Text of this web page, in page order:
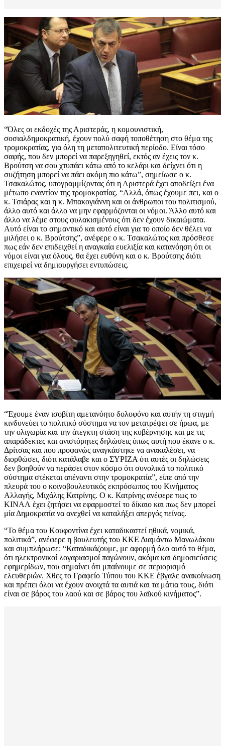
“Όλες οι εκδοχές της Αριστεράς, η κομουνιστική,
σοσιαλδημοκρατική, έχουν πολύ σαφή τοποθέτηση στο θέμα της
τρομοκρατίας, για όλη τη μεταπολιτευτική περίοδο. Είναι τόσο
σαφής, που δεν μπορεί να παρεξηγηθεί, εκτός αν έχεις τον κ.
Βρούτση να σου χτυπάει κάτω από το κελάρι και δείχνει ότι η
συζήτηση μπορεί να πάει ακόμη πιο κάτω”, σημείωσε ο κ.
Τσακαλώτος, υπογραμμίζοντας ότι η Αριστερά έχει αποδείξει ένα
μέτωπο εναντίον της τρομοκρατίας. “Αλλά, όπως έχουμε πει, και ο
κ. Τσιάρας και η κ. Μπακογιάννη και οι άνθρωποι του πολιτισμού,
άλλο αυτό και άλλο να μην εφαρμόζονται οι νόμοι. Άλλο αυτό και
άλλο να λέμε στους φυλακισμένους ότι δεν έχουν δικαιώματα.
Αυτό είναι το σημαντικό και αυτό είναι για το οποίο δεν θέλει να
μιλήσει ο κ. Βρούτσης”, ανέφερε ο κ. Τσακαλώτος και πρόσθεσε
πως εάν δεν επιδειχθεί η αναγκαία ευελιξία και κατανόηση ότι οι
νόμοι είναι για όλους, θα έχει ευθύνη και ο κ. Βρούτσης διότι
επιχειρεί να δημιουργήσει εντυπώσεις.
“Έχουμε έναν ισοβίτη αμετανόητο δολοφόνο και αυτήν τη στιγμή
κινδυνεύει το πολιτικό σύστημα να τον μετατρέψει σε ήρωα, με
την ολιγωρία και την άτεγκτη στάση της κυβέρνησης και με τις
απαράδεκτες και ανιστόρητες δηλώσεις όπως αυτή που έκανε ο κ.
Δρίτσας και που προφανώς αναγκάστηκε να ανακαλέσει, να
διορθώσει, διότι κατάλαβε και ο ΣΥΡΙΖΑ ότι αυτές οι δηλώσεις
δεν βοηθούν να περάσει στον κόσμο ότι συνολικά το πολιτικό
σύστημα στέκεται απέναντι στην τρομοκρατία”, είπε από την
πλευρά του ο κοινοβουλευτικός εκπρόσωπος του Κινήματος
Αλλαγής, Μιχάλης Κατρίνης. Ο κ. Κατρίνης ανέφερε πως το
ΚΙΝΑΛ έχει ζητήσει να εφαρμοστεί το δίκαιο και πως δεν μπορεί
μία Δημοκρατία να ανεχθεί να καταλήξει απεργός πείνας.
“Το θέμα του Κουφοντίνα έχει καταδικαστεί ηθικά, νομικά,
πολιτικά”, ανέφερε η βουλευτής του ΚΚΕ Διαμάντω Μανωλάκου
και συμπλήρωσε: “Καταδικάζουμε, με αφορμή όλο αυτό το θέμα,
ότι ηλεκτρονικοί λογαριασμοί παγώνουν, ακόμα και δημοσιεύσεις
εφημερίδων, που σημαίνει ότι μπαίνουμε σε περιορισμό
ελευθεριών. Χθες το Γραφείο Τύπου του ΚΚΕ έβγαλε ανακοίνωση
και πρέπει όλοι να έχουν ανοιχτά τα αυτιά και τα μάτια τους, διότι
είναι σε βάρος του λαού και σε βάρος του λαϊκού κινήματος”.